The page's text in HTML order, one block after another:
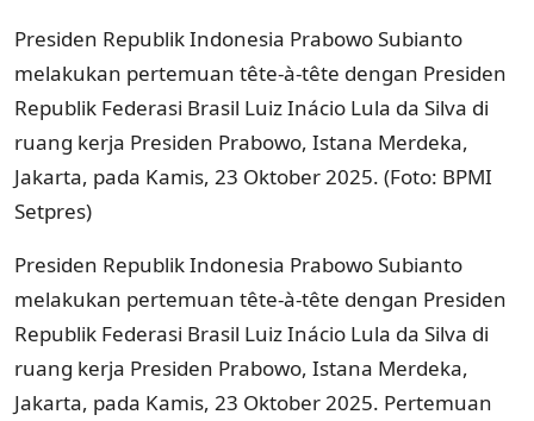
Presiden Republik Indonesia Prabowo Subianto
melakukan pertemuan tête-à-tête dengan Presiden
Republik Federasi Brasil Luiz Inácio Lula da Silva di
ruang kerja Presiden Prabowo, Istana Merdeka,
Jakarta, pada Kamis, 23 Oktober 2025. (Foto: BPMI
Setpres)
Presiden Republik Indonesia Prabowo Subianto
melakukan pertemuan tête-à-tête dengan Presiden
Republik Federasi Brasil Luiz Inácio Lula da Silva di
ruang kerja Presiden Prabowo, Istana Merdeka,
Jakarta, pada Kamis, 23 Oktober 2025. Pertemuan